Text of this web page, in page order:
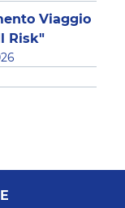
Viaggio
Risk"